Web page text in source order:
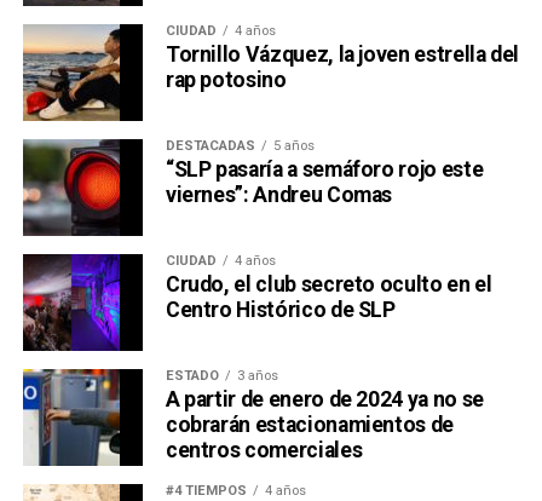
CIUDAD 4 años
Tornillo Vázquez, la joven estrella del
rap potosino
DESTACADAS 5 años
“SLP pasaría a semáforo rojo este
viernes”: Andreu Comas
CIUDAD 4 años
Crudo, el club secreto oculto en el
Centro Histórico de SLP
ESTADO 3 años
A partir de enero de 2024 ya no se
cobrarán estacionamientos de
centros comerciales
#4 TIEMPOS 4 años